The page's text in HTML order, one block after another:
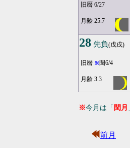
旧暦 6/27
月齢 25.7
28 先負(戊戌)
旧暦 ※閏6/4
月齢 3.3
※今月は「 閏月
前月